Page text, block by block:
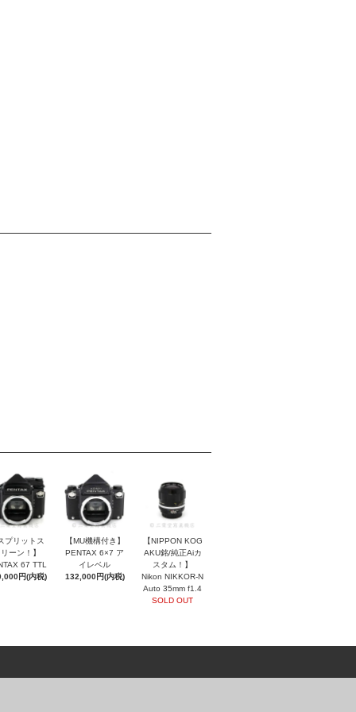
プリットス
ーン！】
67 TTL
円(内税)
【MU機構付き】
PENTAX 6×7 ア
イレベル
132,000円(内税)
【NIPPON KOG
AKU銘/純正Aiカ
スタム！】
Nikon NIKKOR-N
Auto 35mm f1.4
SOLD OUT